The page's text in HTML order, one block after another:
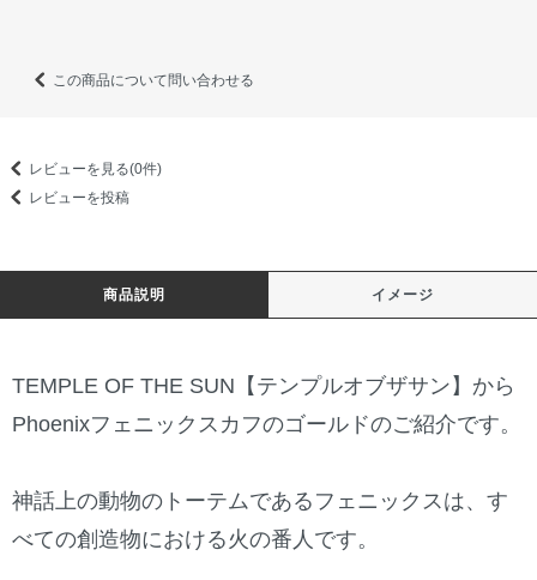
この商品について問い合わせる
レビューを見る(0件)
レビューを投稿
商品説明 イメージ
TEMPLE OF THE SUN【テンプルオブザサン】から
Phoenixフェニックスカフのゴールドのご紹介です。
神話上の動物のトーテムであるフェニックスは、す
べての創造物における火の番人です。